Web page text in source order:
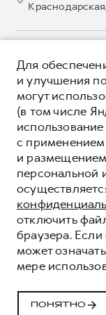
Сервис для
HAVAL Лизинг
Коллекция PRO
Коллекция
Коллекция
Руководства по
Подписки
Коллекция PRO
Коллекция
Коллекция
ЦЕНЫ И ВЫГОДЫ
ЮРИДИЧЕСКАЯ
Вся
автомобилей и
информационный
Все цены,
характер и
розничными ценами
Волл Мотор Рус»).
просьба
«Грейт Волл Мотор
511-59-86, либо на
информация может
****На некоторых
система /
(блок ЭРА-
Показать все
© 2026 ООО
© 2026 ООО
Политика
Юридическая
Сделано в ПЕРКС
Для
и улучшения
могут
(в том числе
с применением
и
персональной
отключить
браузера.
может
мере
ПОНЯТНО